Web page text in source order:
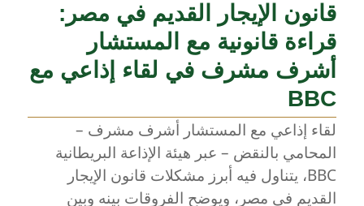
قانون الإيجار القديم في مصر:
قراءة قانونية مع المستشار
أشرف مشرف في لقاء إذاعي مع
BBC
لقاء إذاعي مع المستشار أشرف مشرف –
المحامي بالنقض – عبر هيئة الإذاعة البريطانية
BBC، يتناول فيه أبرز مشكلات قانون الإيجار
القديم في مصر، ويوضح الفروقات بينه وبين